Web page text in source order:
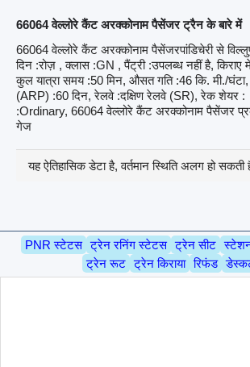
66064 वेल्लोरे कैंट अरक्कोनाम पैसेंजर ट्रैन के बारे में
66064 वेल्लोरे कैंट अरक्कोनाम पैसेंजरपांडिचेरी से
दिन :रोज़ , क्लास :GN , पैंट्री :उपलब्ध नहीं है, किराए
कुल यात्रा समय :50 मिन, औसत गति :46 कि. मी./
(ARP) :60 दिन, रेलवे :दक्षिण रेलवे (SR), रेक शेयर :
:Ordinary, 66064 वेल्लोरे कैंट अरक्कोनाम पैसेंजर
गेज
यह ऐतिहासिक डेटा है, वर्तमान स्थिति अलग हो सकती
PNR स्टेटस ट्रेन रनिंग स्टेटस ट्रेन सीट
ट्रेन रूट ट्रेन किराया रिफंड